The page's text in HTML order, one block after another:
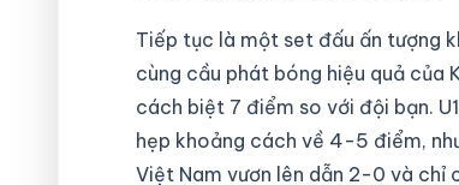
Tiếp tục là một set đấu ấn tượng
cùng cầu phát bóng hiệu quả của
cách biệt 7 điểm so với đội bạn.
hẹp khoảng cách về 4-5 điểm,
Việt Nam vươn lên dẫn 2-0 và chỉ